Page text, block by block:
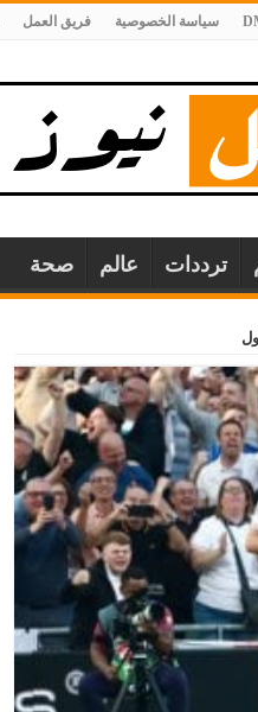
سياسة الخصوصية فريق العمل
ترددات عالم صحة